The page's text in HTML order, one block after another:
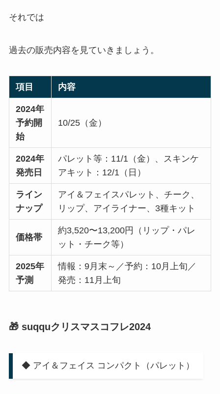
それでは
過去の販売内容を見ていきましょう。
項目 内容
2024年
予約開
始
10/25（金）
2024年
発売日
パレット等：11/1（金）、スキンケ
アキット：12/1（日）
ライン
ナップ
アイ＆フェイスパレット、チーク、
リップ、アイライナー、3種キット
価格帯
約3,520〜13,200円（リップ・パレ
ット・チーク等）
2025年
予測
情報：9月末～／予約：10月上旬／
発売：11月上旬
🎁 suqquクリスマスコフレ2024
◆ アイ＆フェイス コンパクト（パレット）